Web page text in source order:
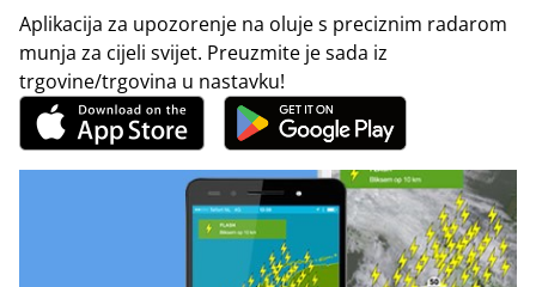
Aplikacija za upozorenje na oluje s preciznim radarom
munja za cijeli svijet. Preuzmite je sada iz
trgovine/trgovina u nastavku!